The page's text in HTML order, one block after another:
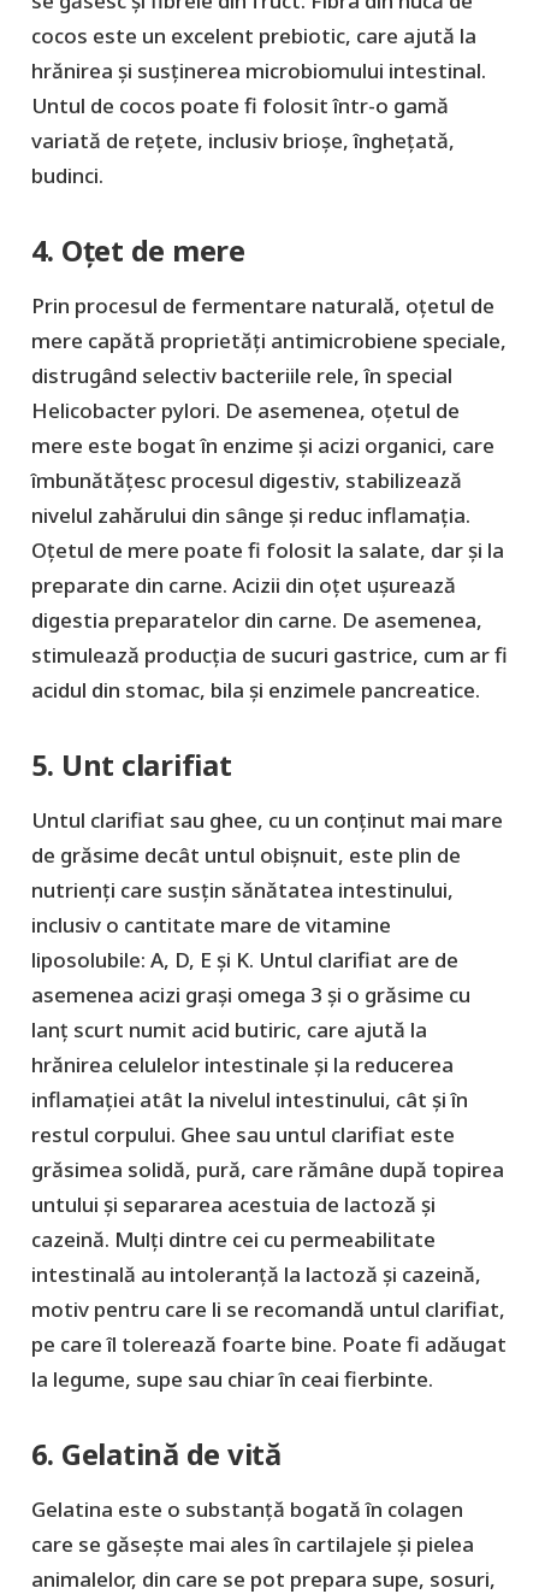
cocos este un excelent prebiotic, care ajută la
hrănirea și susținerea microbiomului intestinal.
Untul de cocos poate fi folosit într-o gamă
variată de rețete, inclusiv brioșe, înghețată,
budinci.
4. Oțet de mere
Prin procesul de fermentare naturală, oțetul de
mere capătă proprietăți antimicrobiene speciale,
distrugând selectiv bacteriile rele, în special
Helicobacter pylori. De asemenea, oțetul de
mere este bogat în enzime și acizi organici, care
îmbunătățesc procesul digestiv, stabilizează
nivelul zahărului din sânge și reduc inflamația.
Oțetul de mere poate fi folosit la salate, dar și la
preparate din carne. Acizii din oțet ușurează
digestia preparatelor din carne. De asemenea,
stimulează producția de sucuri gastrice, cum ar fi
acidul din stomac, bila și enzimele pancreatice.
5. Unt clarifiat
Untul clarifiat sau ghee, cu un conținut mai mare
de grăsime decât untul obișnuit, este plin de
nutrienți care susțin sănătatea intestinului,
inclusiv o cantitate mare de vitamine
liposolubile: A, D, E și K. Untul clarifiat are de
asemenea acizi grași omega 3 și o grăsime cu
lanț scurt numit acid butiric, care ajută la
hrănirea celulelor intestinale și la reducerea
inflamației atât la nivelul intestinului, cât și în
restul corpului. Ghee sau untul clarifiat este
grăsimea solidă, pură, care rămâne după topirea
untului și separarea acestuia de lactoză și
cazeină. Mulți dintre cei cu permeabilitate
intestinală au intoleranță la lactoză și cazeină,
motiv pentru care li se recomandă untul clarifiat,
pe care îl tolerează foarte bine. Poate fi adăugat
la legume, supe sau chiar în ceai fierbinte.
6. Gelatină de vită
Gelatina este o substanță bogată în colagen
care se găsește mai ales în cartilajele și pielea
animalelor, din care se pot prepara supe, sosuri,